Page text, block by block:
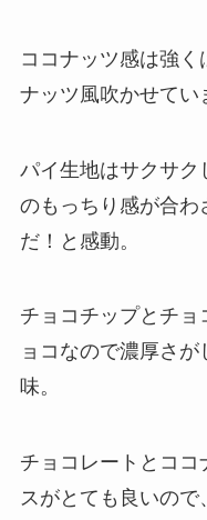
ココナッツ感は強く
ナッツ風吹かせてい
パイ生地はサクサ
のもっちり感が合わ
だ！と感動。
チョコチップとチ
ョコなので濃厚さ
味。
チョコレートとコ
スがとても良いので